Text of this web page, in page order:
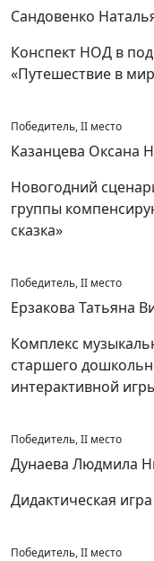
Сандовенко
Конспект НОД в
«Путешествие в мир
Победитель, II место
Казанцева Оксана
Новогодний
группы
сказка»
Победитель, II место
Ерзакова Татьяна
Комплекс
старшего
интерактивной
Победитель, II место
Дунаева Людмила
Дидактическая
Победитель, II место